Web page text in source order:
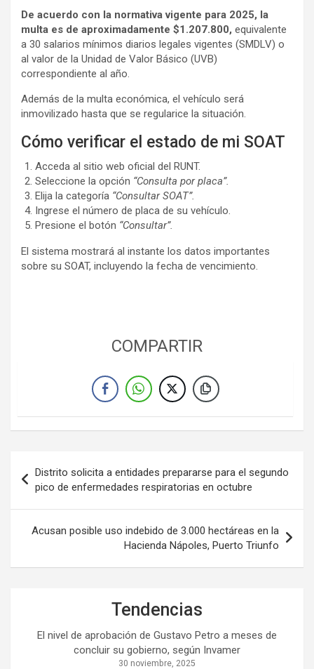
De acuerdo con la normativa vigente para 2025, la
multa es de aproximadamente $1.207.800, equivalente
a 30 salarios mínimos diarios legales vigentes (SMDLV) o
al valor de la Unidad de Valor Básico (UVB)
correspondiente al año.
Además de la multa económica, el vehículo será
inmovilizado hasta que se regularice la situación.
Cómo verificar el estado de mi SOAT
Acceda al sitio web oficial del RUNT.
Seleccione la opción “Consulta por placa”.
Elija la categoría “Consultar SOAT”.
Ingrese el número de placa de su vehículo.
Presione el botón “Consultar”.
El sistema mostrará al instante los datos importantes
sobre su SOAT, incluyendo la fecha de vencimiento.
COMPARTIR
de
entradas
Distrito solicita a entidades prepararse para el segundo
pico de enfermedades respiratorias en octubre
Acusan posible uso indebido de 3.000 hectáreas en la
Hacienda Nápoles, Puerto Triunfo
Tendencias
El nivel de aprobación de Gustavo Petro a meses de
concluir su gobierno, según Invamer
30 noviembre, 2025